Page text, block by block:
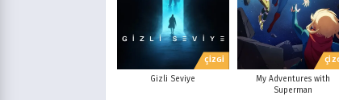
ÇİZGİ
Gizli Seviye
My Adventures with
Superman